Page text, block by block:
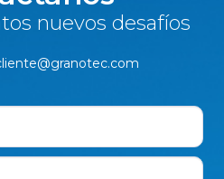
nuevos desafíos